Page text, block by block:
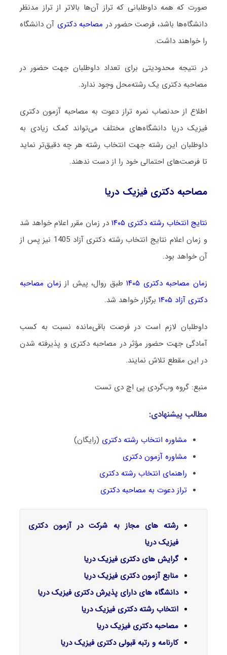
صورت که همه داوطلبانی که تراز آن‌ها بالاتر از تراز مدنظر
دانشگاه‌ها باشد، فرصت حضور در مصاحبه دکتری آن دانشگاه
را خواهند داشت.
در نتیجه محدودیتی برای تعداد داوطلبان جهت حضور در
مصاحبه دکتری یک رشته‌محل وجود ندارد.
اطلاع از حدنصاب نمره تراز دعوت به مصاحبه آزمون دکتری
فیزیک دریا دانشگاه‌های مختلف می‌تواند کمک زیادی به
داوطلبان این رشته جهت انتخاب رشته هر چه دقیق‌تر نماید
تا فرصت‌های احتمالی خود را از دست ندهند.
مصاحبه دکتری فیزیک دریا
نتایج انتخاب رشته دکتری ۱۴۰۵
در زمان مقرر اعلام خواهد شد
و زمان اعلام نتایج انتخاب رشته دکتری آزاد 1405 نیز پس از
آن خواهد بود.
زمان مصاحبه دکتری ۱۴۰۵ طبق روال، پیش از زمان مصاحبه
دکتری آزاد ۱۴۰۵
برگزار خواهد شد.
داوطلبان لازم است در فرصت باقی‌مانده نسبت به کسب
آمادگی جهت حضور مؤثر در مصاحبه دکتری و پذیرفته شدن
در این مقطع تلاش نمایند.
منبع: گروه وب‌گردی پی اچ دی تست
مطالب پیشنهادی:
مشاوره انتخاب رشته دکتری (رایگان)
مشاوره آزمون دکتری
راهنمای انتخاب رشته دکتری
تراز دعوت به مصاحبه دکتری
رشته های مجاز به شرکت در آزمون دکتری
فیزیک دریا
گرایش‌ های دکتری فیزیک دریا
منابع آزمون دکتری فیزیک دریا
دانشگاه های دارای پذیرش دکتری فیزیک دریا
انتخاب رشته دکتری فیزیک دریا
مصاحبه دکتری فیزیک دریا
کارنامه و رتبه قبولی دکتری فیزیک دریا